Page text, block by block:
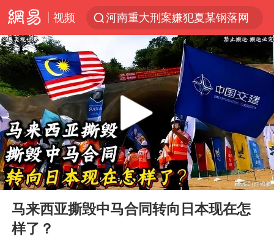
视频
河南重大刑案嫌犯夏某钢落网
国乒女单三将晋级四强
光影经济撬动暑期消费新蓝海
陈思诚零点晒照为佟丽娅庆生
郑丽文：台湾从来没有“独立”过
央视新主播李秋莹孙亚鹏亮相
几元成本的AI广告导致千万市值蒸发
情侣平潭拍日出坠崖1死1伤
老挝国会主席赛宋蓬逝世
Play
00:00 08:08
马来西亚撕毁中马合同转向日本现在怎
样了？